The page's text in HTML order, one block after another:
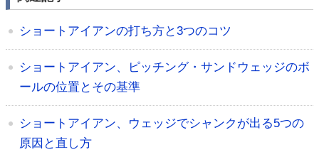
ショートアイアンの打ち方と3つのコツ
ショートアイアン、ピッチング・サンドウェッジのボ
ールの位置とその基準
ショートアイアン、ウェッジでシャンクが出る5つの
原因と直し方